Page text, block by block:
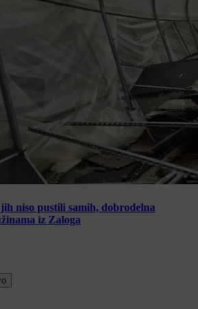
niso pustili samih, dobrodelna
iz Zaloga